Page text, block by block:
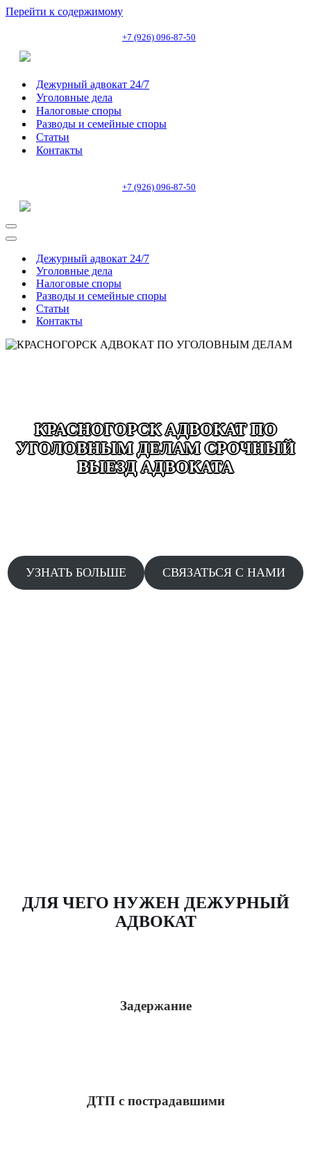
Перейти к содержимому
+7 (926) 096-87-50
Дежурный адвокат 24/7
Уголовные дела
Налоговые споры
Разводы и семейные споры
Статьи
Контакты
+7 (926) 096-87-50
Меню
навигации
Меню
навигацииДежурный адвокат 24/7
Уголовные дела
Налоговые споры
Разводы и семейные споры
Статьи
Контакты
КРАСНОГОРСК АДВОКАТ ПО
УГОЛОВНЫМ ДЕЛАМ СРОЧНЫЙ
ВЫЕЗД АДВОКАТА
УЗНАТЬ БОЛЬШЕ СВЯЗАТЬСЯ С НАМИ
ДЛЯ ЧЕГО НУЖЕН ДЕЖУРНЫЙ
АДВОКАТ
Задержание
ДТП с пострадавшими